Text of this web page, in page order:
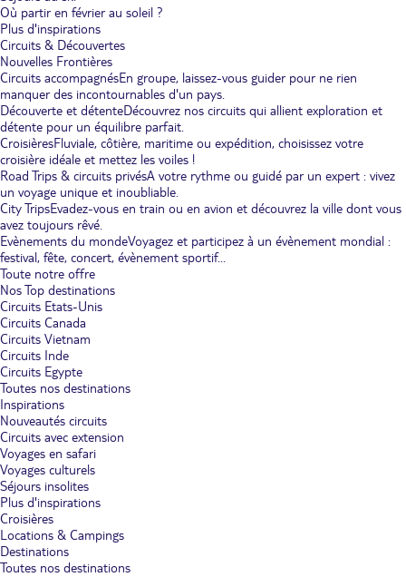
Où partir en février au soleil ?
Plus d'inspirations
Circuits & Découvertes
Nouvelles Frontières
Circuits accompagnésEn groupe, laissez-vous guider pour ne rien
manquer des incontournables d'un pays.
Découverte et détenteDécouvrez nos circuits qui allient exploration et
détente pour un équilibre parfait.
CroisièresFluviale, côtière, maritime ou expédition, choisissez votre
croisière idéale et mettez les voiles !
Road Trips & circuits privésA votre rythme ou guidé par un expert : vivez
un voyage unique et inoubliable.
City TripsEvadez-vous en train ou en avion et découvrez la ville dont vous
avez toujours rêvé.
Evènements du mondeVoyagez et participez à un évènement mondial :
festival, fête, concert, évènement sportif...
Toute notre offre
Nos Top destinations
Circuits Etats-Unis
Circuits Canada
Circuits Vietnam
Circuits Inde
Circuits Egypte
Toutes nos destinations
Inspirations
Nouveautés circuits
Circuits avec extension
Voyages en safari
Voyages culturels
Séjours insolites
Plus d'inspirations
Croisières
Locations & Campings
Destinations
Toutes nos destinations